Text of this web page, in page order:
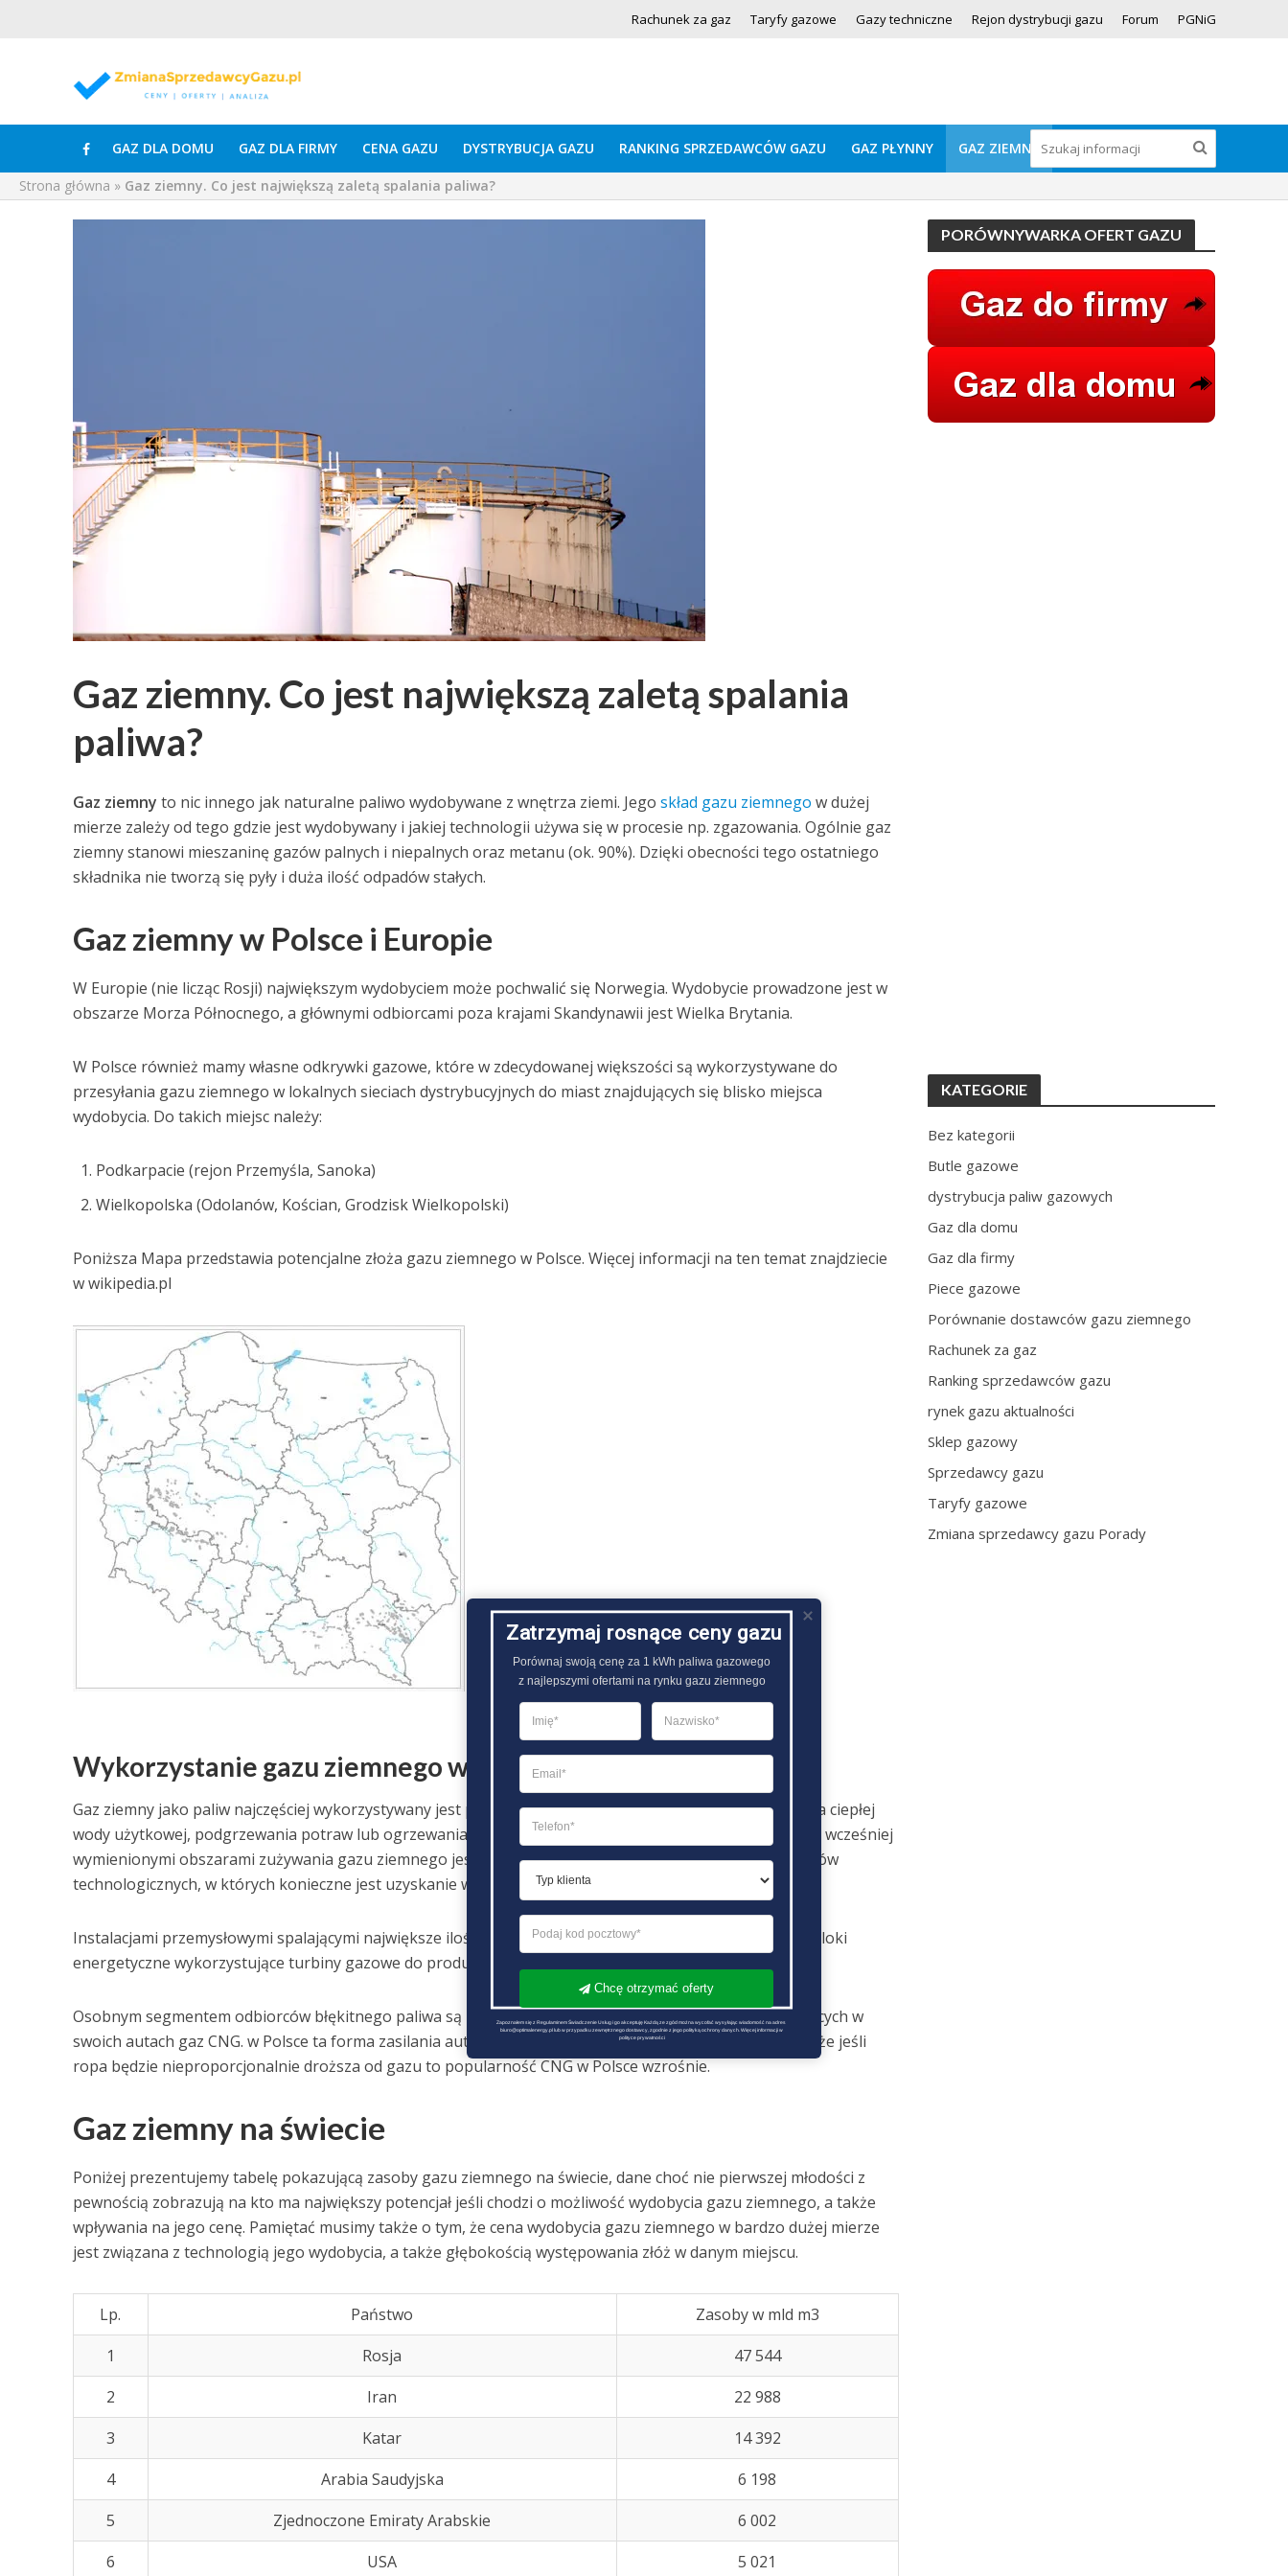
Rachunek za gaz Taryfy gazowe Gazy techniczne Rejon dystrybucji gazu Forum PGNiG
GAZ DLA DOMU GAZ DLA FIRMY CENA GAZU DYSTRYBUCJA GAZU RANKING SPRZEDAWCÓW GAZU GAZ PŁYNNY GAZ ZIEMNY
Strona główna » Gaz ziemny. Co jest największą zaletą spalania paliwa?
Gaz ziemny. Co jest największą zaletą spalania
paliwa?
Gaz ziemny to nic innego jak naturalne paliwo wydobywane z wnętrza ziemi. Jego skład gazu ziemnego w dużej
mierze zależy od tego gdzie jest wydobywany i jakiej technologii używa się w procesie np. zgazowania. Ogólnie gaz
ziemny stanowi mieszaninę gazów palnych i niepalnych oraz metanu (ok. 90%). Dzięki obecności tego ostatniego
składnika nie tworzą się pyły i duża ilość odpadów stałych.
Gaz ziemny w Polsce i Europie
W Europie (nie licząc Rosji) największym wydobyciem może pochwalić się Norwegia. Wydobycie prowadzone jest w
obszarze Morza Północnego, a głównymi odbiorcami poza krajami Skandynawii jest Wielka Brytania.
W Polsce również mamy własne odkrywki gazowe, które w zdecydowanej większości są wykorzystywane do
przesyłania gazu ziemnego w lokalnych sieciach dystrybucyjnych do miast znajdujących się blisko miejsca
wydobycia. Do takich miejsc należy:
Podkarpacie (rejon Przemyśla, Sanoka)
Wielkopolska (Odolanów, Kościan, Grodzisk Wielkopolski)
Poniższa Mapa przedstawia potencjalne złoża gazu ziemnego w Polsce. Więcej informacji na ten temat znajdziecie
w wikipedia.pl
Wykorzystanie gazu ziemnego w domu i firmie
Gaz ziemny jako paliw najczęściej wykorzystywany jest przez odbiorców indywidualnych do podgrzewania ciepłej
wody użytkowej, podgrzewania potraw lub ogrzewania mieszkania. W przypadku firm zdarza się że poza wcześniej
wymienionymi obszarami zużywania gazu ziemnego jest on wykorzystywany to różnego rodzaju procesów
technologicznych, w których konieczne jest uzyskanie wysokiej temperatury jakiegoś czynnika.
Instalacjami przemysłowymi spalającymi największe ilości gazu ziemnego w Polsce ale też na świecie są bloki
energetyczne wykorzystujące turbiny gazowe do produkowania energii elektrycznej.
Osobnym segmentem odbiorców błękitnego paliwa są kierowcy. Chodzi przede wszystkim o tych spalających w
swoich autach gaz CNG. w Polsce ta forma zasilania auta nie jest popularna, natomiast nie wyklucza się, że jeśli
ropa będzie nieproporcjonalnie droższa od gazu to popularność CNG w Polsce wzrośnie.
Gaz ziemny na świecie
Poniżej prezentujemy tabelę pokazującą zasoby gazu ziemnego na świecie, dane choć nie pierwszej młodości z
pewnością zobrazują na kto ma największy potencjał jeśli chodzi o możliwość wydobycia gazu ziemnego, a także
wpływania na jego cenę. Pamiętać musimy także o tym, że cena wydobycia gazu ziemnego w bardzo dużej mierze
jest związana z technologią jego wydobycia, a także głębokością występowania złóż w danym miejscu.
Lp. Państwo
Zasoby w mld m3
1
Rosja
47 544
2
Iran
22 988
3
Katar
14 392
4
Arabia Saudyjska
6 198
5
Zjednoczone Emiraty Arabskie
6 002
6
USA
5 021
PORÓWNYWARKA OFERT GAZU
KATEGORIE
Bez kategorii
Butle gazowe
dystrybucja paliw gazowych
Gaz dla domu
Gaz dla firmy
Piece gazowe
Porównanie dostawców gazu ziemnego
Rachunek za gaz
Ranking sprzedawców gazu
rynek gazu aktualności
Sklep gazowy
Sprzedawcy gazu
Taryfy gazowe
Zmiana sprzedawcy gazu Porady
Zatrzymaj rosnące ceny gazu
Porównaj swoją cenę za 1 kWh paliwa gazowego
z najlepszymi ofertami na rynku gazu ziemnego
Chcę otrzymać oferty
Zapoznałem się z Regulaminem Świadczenie Usług i go akceptuję Każdą ze zgód można wycofać wysyłając wiadomość na adres
biuro@optimalenergy.pl lub w przypadku zewnętrznego dostawcy, zgodnie z jego polityką ochrony danych. Więcej informacji w
polityce prywatności